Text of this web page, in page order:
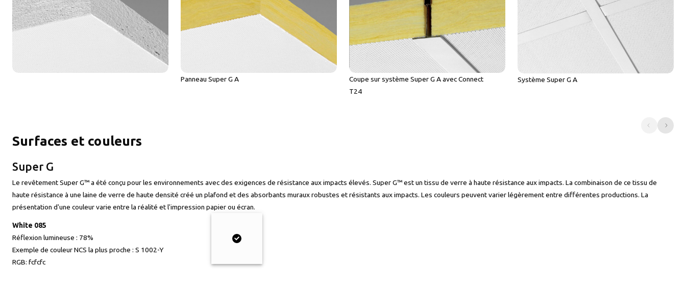
Panneau Super G A
Coupe sur système Super G A avec Connect
T24
Système Super G A
Surfaces et couleurs
Super G
Le revêtement Super G™ a été conçu pour les environnements avec des exigences de résistance aux impacts élevés. Super G™ est un tissu de verre à haute résistance aux impacts. La combinaison de ce tissu de
haute résistance à une laine de verre de haute densité créé un plafond et des absorbants muraux robustes et résistants aux impacts. Les couleurs peuvent varier légèrement entre différentes productions. La
présentation d'une couleur varie entre la réalité et l'impression papier ou écran.
White 085
Réflexion lumineuse : 78%
Exemple de couleur NCS la plus proche : S 1002-Y
RGB: fcfcfc